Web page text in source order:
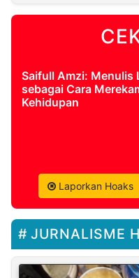
Saifull Amzi: Menulis
sebagai Cara
Kehidupan
Laporkan Hoaks
JURNALISME